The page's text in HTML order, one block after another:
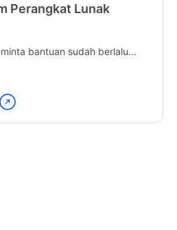
Perangkat Lunak
bantuan sudah berlalu...